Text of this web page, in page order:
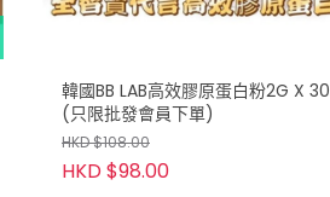
韓國BB LAB高效膠原蛋白粉2G X 30
(只限批發會員下單)
HKD $108.00
HKD $98.00